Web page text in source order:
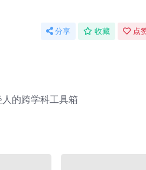
分享 收藏 点
的跨学科工具箱